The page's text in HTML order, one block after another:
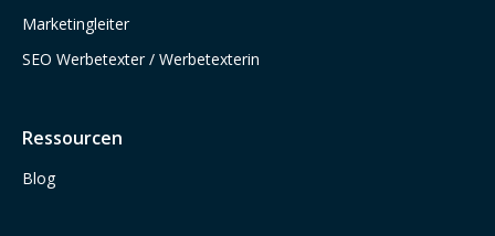
Marketingleiter
SEO Werbetexter / Werbetexterin
Ressourcen
Blog